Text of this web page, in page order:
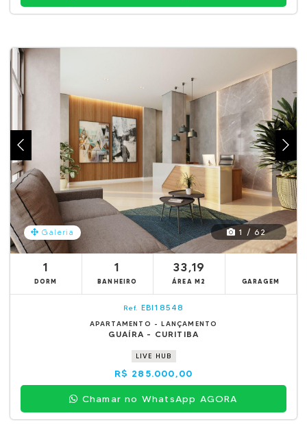
Galeria 1 / 62
1
DORM
1
BANHEIRO
33,19
ÁREA M2 GARAGEM
Ref. EBI18548
APARTAMENTO - LANÇAMENTO
GUAÍRA - CURITIBA
LIVE HUB
R$ 285.000,00
Chamar no WhatsApp AGORA